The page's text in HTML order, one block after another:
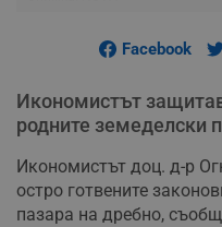
Facebook
Икономистът
родните земеделски
Икономистът доц. д-р
остро готвените
пазара на дребно,